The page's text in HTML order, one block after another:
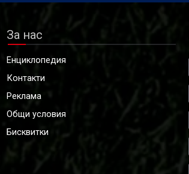
За нас
Енциклопедия
Контакти
Реклама
Общи условия
Бисквитки